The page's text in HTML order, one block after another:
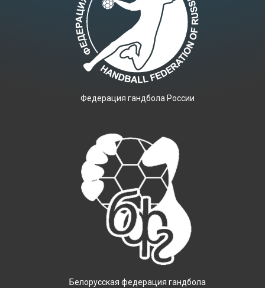
Фeдерация гандбола России
Белорусская федерация гандбола